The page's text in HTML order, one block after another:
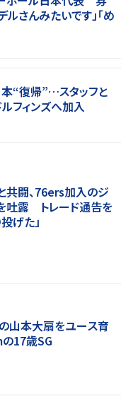
さんみたいです」「め
本“復帰”…スタッフと
フィンズへ加入
共闘、76ers加入のジ
吐露 トレード通告を
げた」
山本大扇をユース育
17歳SG